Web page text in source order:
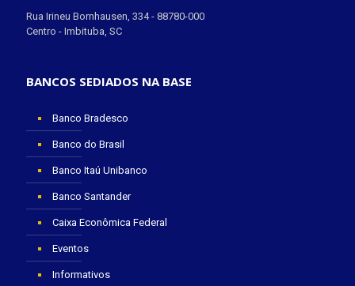
Rua Irineu Bornhausen, 334 - 88780-000
Centro - Imbituba, SC
BANCOS SEDIADOS NA BASE
Banco Bradesco
Banco do Brasil
Banco Itaú Unibanco
Banco Santander
Caixa Econômica Federal
Eventos
Informativos